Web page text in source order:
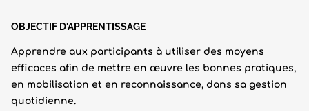
OBJECTIF D'APPRENTISSAGE
Apprendre aux participants à utiliser des moyens
efficaces afin de mettre en œuvre les bonnes pratiques,
en mobilisation et en reconnaissance, dans sa gestion
quotidienne.